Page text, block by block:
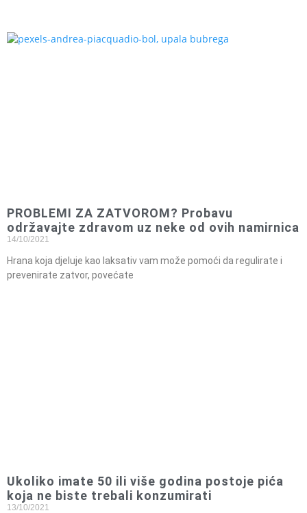
PROBLEMI ZA ZATVOROM? Probavu
održavajte zdravom uz neke od ovih namirnica
14/10/2021
Hrana koja djeluje kao laksativ vam može pomoći da regulirate i
prevenirate zatvor, povećate
Ukoliko imate 50 ili više godina postoje pića
koja ne biste trebali konzumirati
13/10/2021